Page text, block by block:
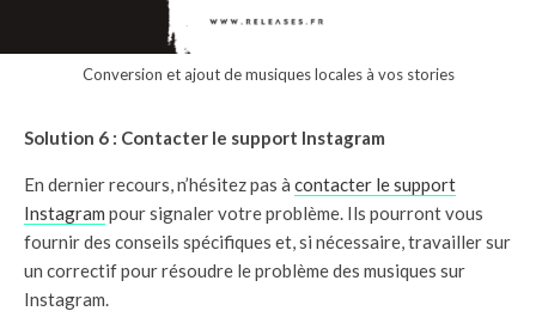
Conversion et ajout de musiques locales à vos stories
Solution 6 : Contacter le support Instagram
En dernier recours, n’hésitez pas à contacter le support
Instagram pour signaler votre problème. Ils pourront vous
fournir des conseils spécifiques et, si nécessaire, travailler sur
un correctif pour résoudre le problème des musiques sur
Instagram.